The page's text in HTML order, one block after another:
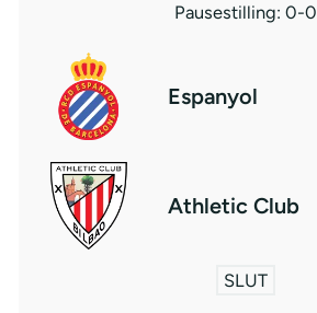
Pausestilling: 0-0
Espanyol
Athletic Club
SLUT